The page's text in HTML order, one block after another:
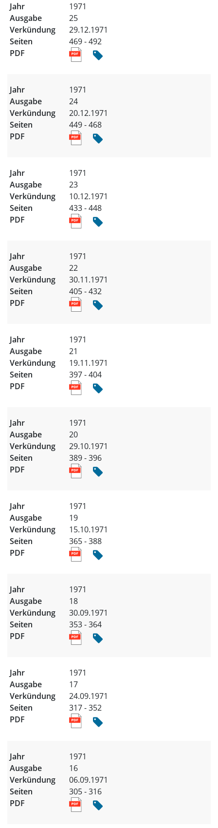
1971
25
29.12.1971
469 - 492
1971
24
20.12.1971
449 - 468
1971
23
10.12.1971
433 - 448
1971
22
30.11.1971
405 - 432
1971
21
19.11.1971
397 - 404
1971
20
29.10.1971
389 - 396
1971
19
15.10.1971
365 - 388
1971
18
30.09.1971
353 - 364
1971
17
24.09.1971
317 - 352
1971
16
06.09.1971
305 - 316